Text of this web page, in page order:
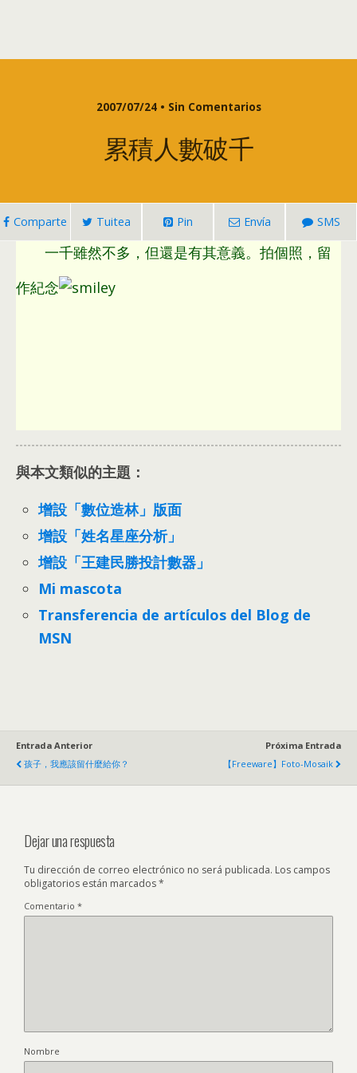
2007/07/24 • Sin Comentarios
累積人數破千
Comparte Tuitea Pin Envía SMS
一千雖然不多 ， 但還是有其意義。 拍個照 ， 留
作紀念
與本文類似的主題：
增設「數位造林」版面
增設「姓名星座分析」
增設「王建民勝投計數器」
Mi mascota
Transferencia de artículos del Blog de
MSN
Entrada Anterior
孩子 ， 我應該留什麼給你？
Próxima Entrada
【Freeware】Foto-Mosaik
Dejar una respuesta
Tu dirección de correo electrónico no será publicada. Los campos
obligatorios están marcados*
Comentario *
Nombre